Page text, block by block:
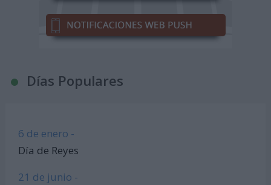
Días Populares
6 de enero -
Día de Reyes
21 de junio -